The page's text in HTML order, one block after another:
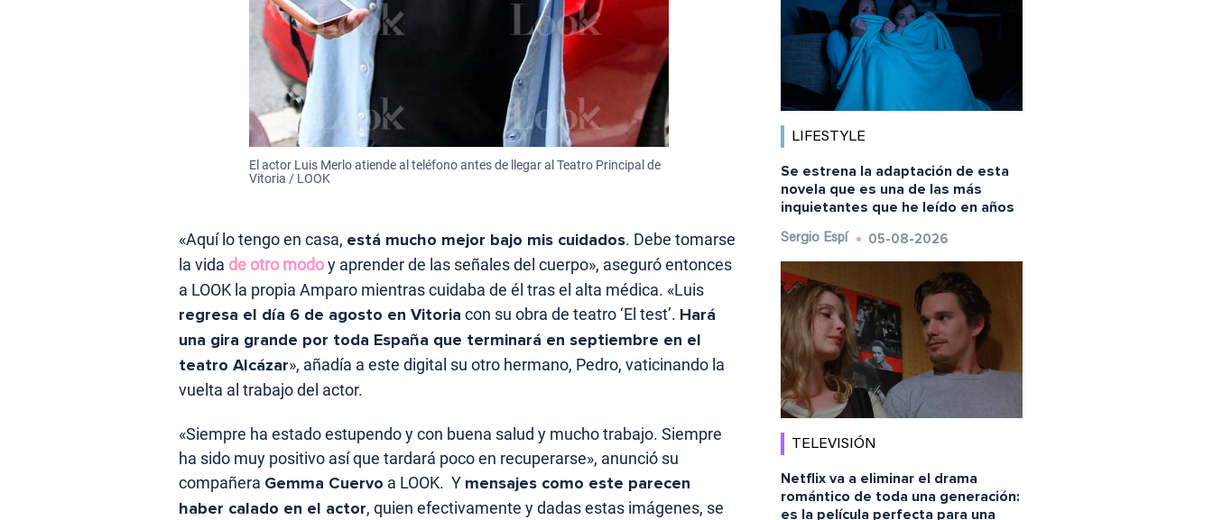
El actor Luis Merlo atiende al teléfono antes de llegar al Teatro Principal de
Vitoria / LOOK
«Aquí lo tengo en casa, está mucho mejor bajo mis cuidados. Debe tomarse
la vida de otro modoy aprender de las señales del cuerpo», aseguró entonces
a LOOK la propia Amparo mientras cuidaba de él tras el alta médica. «Luis
regresa el día 6 de agosto en Vitoria con su obra de teatro ‘El test’. Hará
una gira grande por toda España que terminará en septiembre en el
teatro Alcázar», añadía a este digital su otro hermano, Pedro, vaticinando la
vuelta al trabajo del actor.
«Siempre ha estado estupendo y con buena salud y mucho trabajo. Siempre
ha sido muy positivo así que tardará poco en recuperarse», anunció su
compañera Gemma Cuervo a LOOK. Y mensajes como este parecen
haber calado en el actor, quien efectivamente y dadas estas imágenes, se
LIFESTYLE
Se estrena la adaptación de esta
novela que es una de las más
inquietantes que he leído en años
Sergio Espí 05-08-2026
TELEVISIÓN
Netflix va a eliminar el drama
romántico de toda una generación:
es la película perfecta para una